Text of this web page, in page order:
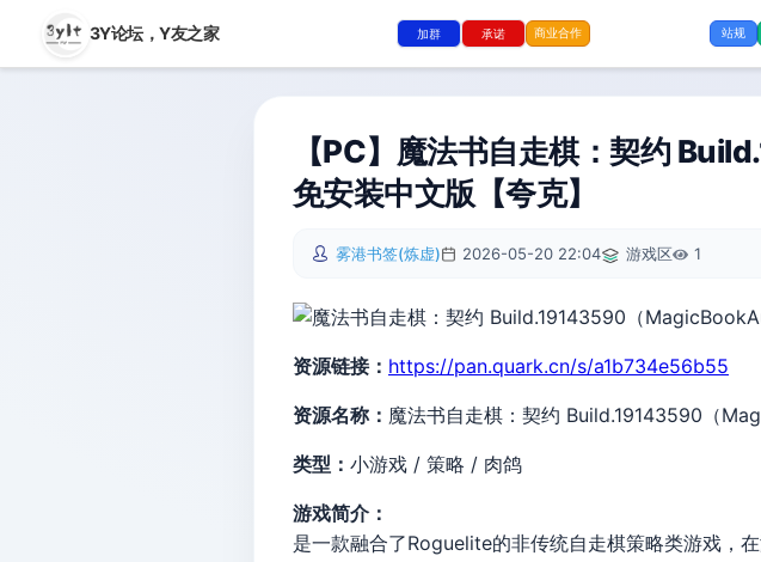
3Y论坛，Y友之家 加群 承诺 商业合作 站规
【PC】魔法书自走棋：契约
免安装中文版【夸克】
雾港书签(炼虚) 2026-05-20 22:04 游戏区 1
资源链接： https://pan.quark.cn/s/a1b734e56b55
资源名称： 魔法书自走棋：契约 Build.19143590（
类型： 小游戏 / 策略 / 肉鸽
游戏简介：
是一款融合了Roguelite的非传统自走棋策略类游戏，